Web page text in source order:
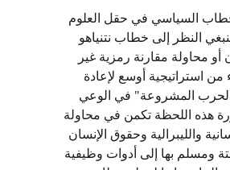
السياسي في حقل العلوم
النظر إلى خطاب نتنياهو
محاولة مقارنة رمزية غير
استراتيجية أوسع لإعادة
المشروعة" في الوعي
هذه اللحظة تكمن في محاولة
والليبرالية وحقوق الإنسان
ومسلم بها إلى أدوات وظيفية